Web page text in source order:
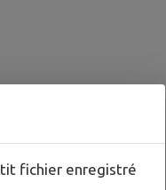
fichier enregistré